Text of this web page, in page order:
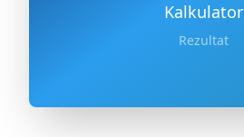
Kalkulator
Rezultat